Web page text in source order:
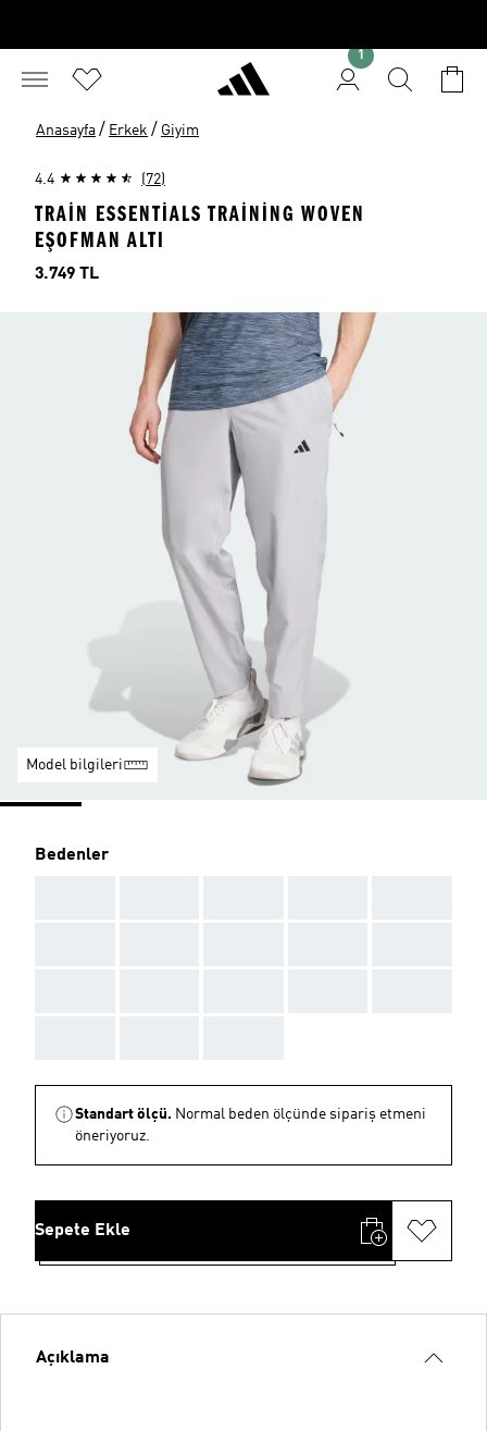
1
Anasayfa / Erkek / Giyim
4.4 (72)
TRAIN ESSENTIALS TRAINING WOVEN
EŞOFMAN ALTI
Fiyat
3.749 TL
Model bilgileri
Bedenler
Standart ölçü. Normal beden ölçünde sipariş etmeni
öneriyoruz.
Sepete Ekle
Açıklama